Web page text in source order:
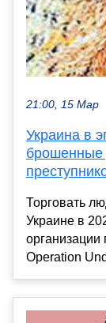
21:00, 15 Мар
Украина в
брошенные
Торговать
Украине в
организации
Operation